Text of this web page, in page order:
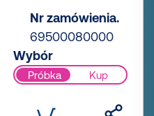
Nr zamówienia.
69500080000
Wybór
Próbka Kup